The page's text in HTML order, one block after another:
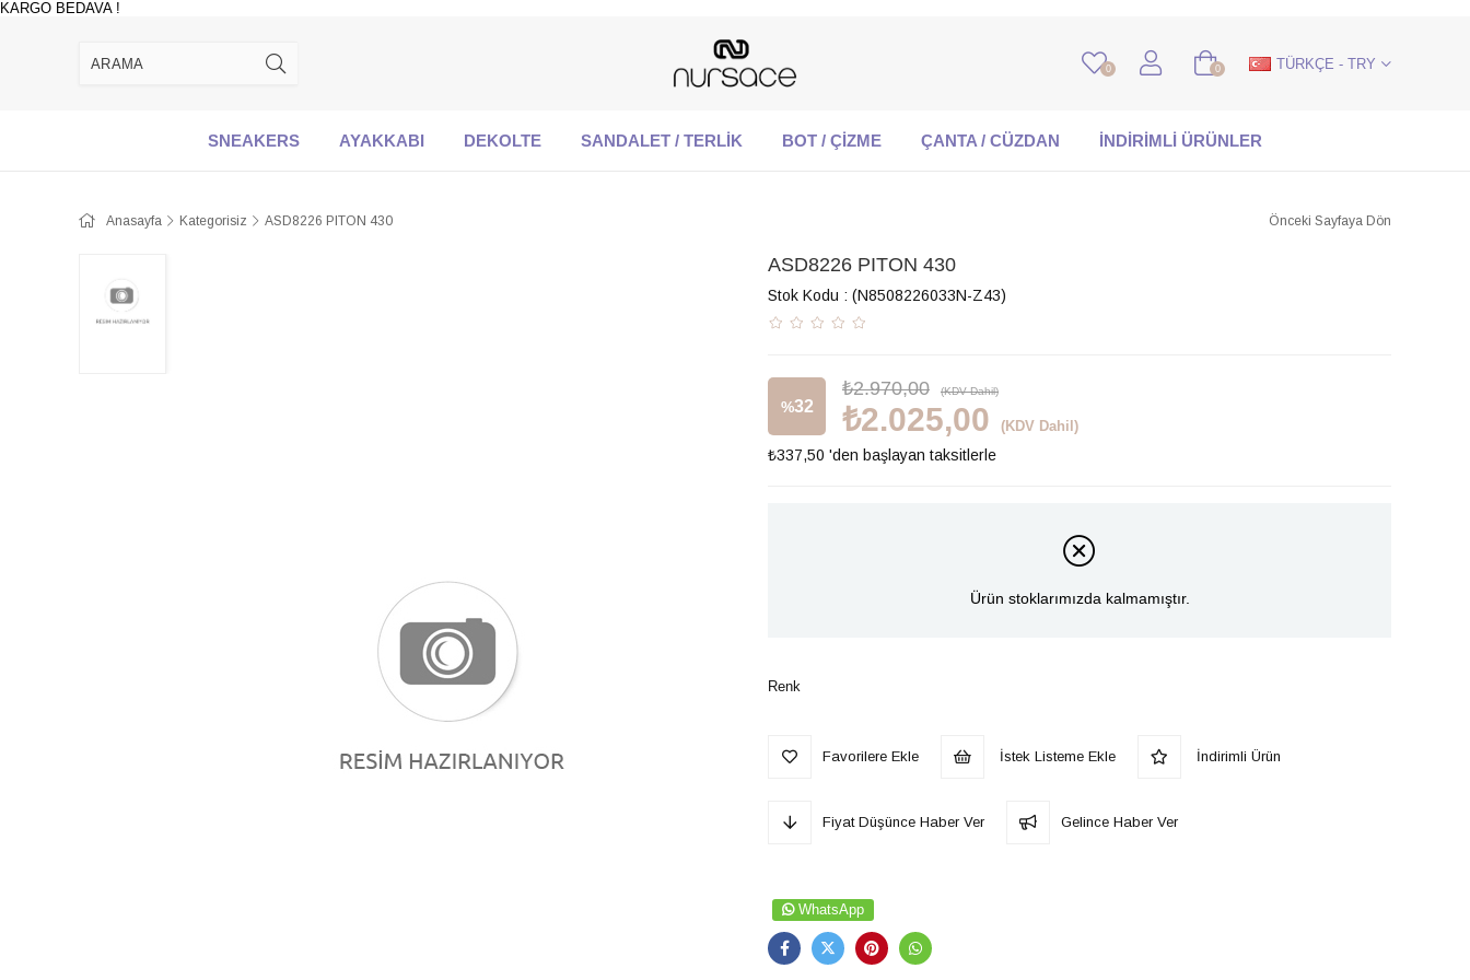
KARGO BEDAVA !
0 0 TÜRKÇE - TRY
SNEAKERS AYAKKABI DEKOLTE SANDALET / TERLİK BOT / ÇİZME ÇANTA / CÜZDAN İNDİRİMLİ ÜRÜNLER
Anasayfa Kategorisiz ASD8226 PITON 430 Önceki Sayfaya Dön
ASD8226 PITON 430
Stok Kodu (N8508226033N-Z43)
%32
İndirim
₺2.970,00 (KDV Dahil)
₺2.025,00 (KDV Dahil)
₺337,50 'den başlayan taksitlerle
Ürün stoklarımızda kalmamıştır.
Renk
Favorilere Ekle İstek Listeme Ekle İndirimli Ürün
Fiyat Düşünce Haber Ver Gelince Haber Ver
WhatsApp